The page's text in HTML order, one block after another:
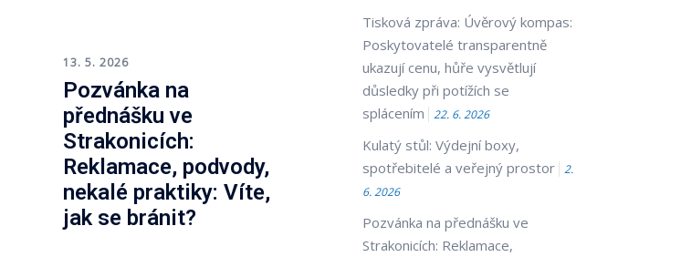
13. 5. 2026
Pozvánka na
přednášku ve
Strakonicích:
Reklamace, podvody,
nekalé praktiky: Víte,
jak se bránit?
Tisková zpráva: Úvěrový kompas:
Poskytovatelé transparentně
ukazují cenu, hůře vysvětlují
důsledky při potížích se
splácením
22. 6. 2026
Kulatý stůl: Výdejní boxy,
spotřebitelé a veřejný prostor
2.
6. 2026
Pozvánka na přednášku ve
Strakonicích: Reklamace,